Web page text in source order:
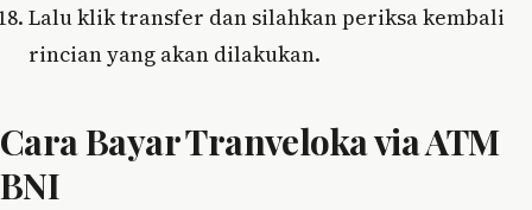
Lalu klik transfer dan silahkan periksa kembali
rincian yang akan dilakukan.
Cara Bayar Tranveloka via ATM
BNI